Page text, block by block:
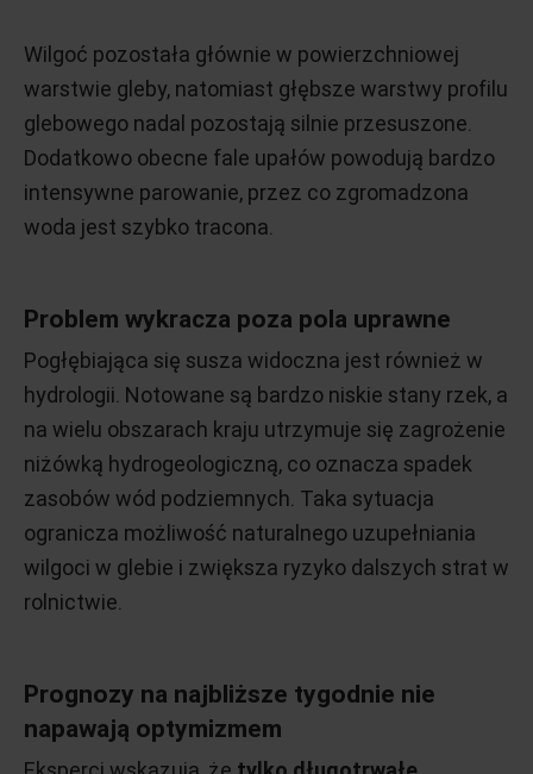
Wilgoć pozostała głównie w powierzchniowej
warstwie gleby, natomiast głębsze warstwy profilu
glebowego nadal pozostają silnie przesuszone.
Dodatkowo obecne fale upałów powodują bardzo
intensywne parowanie, przez co zgromadzona
woda jest szybko tracona.
Problem wykracza poza pola uprawne
Pogłębiająca się susza widoczna jest również w
hydrologii. Notowane są bardzo niskie stany rzek, a
na wielu obszarach kraju utrzymuje się zagrożenie
niżówką hydrogeologiczną, co oznacza spadek
zasobów wód podziemnych. Taka sytuacja
ogranicza możliwość naturalnego uzupełniania
wilgoci w glebie i zwiększa ryzyko dalszych strat w
rolnictwie.
Prognozy na najbliższe tygodnie nie
napawają optymizmem